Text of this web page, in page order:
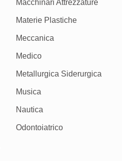
Macchinari Attrezzature
Materie Plastiche
Meccanica
Medico
Metallurgica Siderurgica
Musica
Nautica
Odontoiatrico